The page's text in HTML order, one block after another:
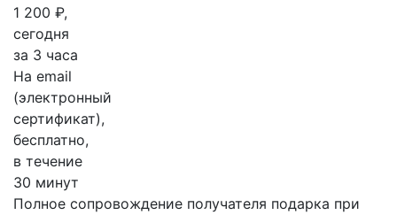
1 200 ₽,
сегодня
за 3 часа
На email
(электронный
сертификат),
бесплатно,
в течение
30 минут
Полное сопровождение получателя подарка при